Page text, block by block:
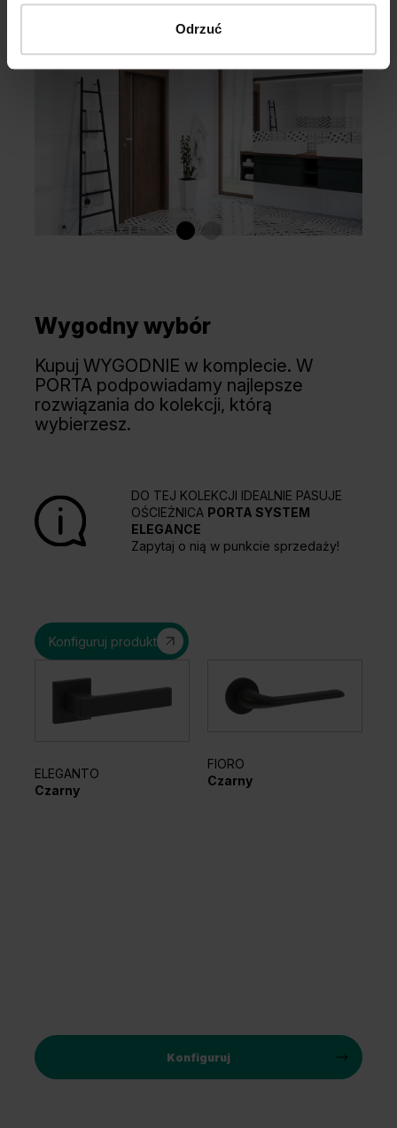
Odrzuć
Wygodny wybór
Kupuj WYGODNIE w komplecie. W
PORTA podpowiadamy najlepsze
rozwiązania do kolekcji, którą
wybierzesz.
DO TEJ KOLEKCJI IDEALNIE PASUJE
OŚCIEŻNICA PORTA SYSTEM
ELEGANCE
Zapytaj o nią w punkcie sprzedaży!
Konfiguruj produkt
ELEGANTO
Czarny
FIORO
Czarny
Konfiguruj